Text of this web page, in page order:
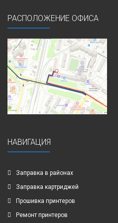
РАСПОЛОЖЕНИЕ ОФИСА
НАВИГАЦИЯ
Заправка в районах
Заправка картриджей
Прошивка принтеров
Ремонт принтеров